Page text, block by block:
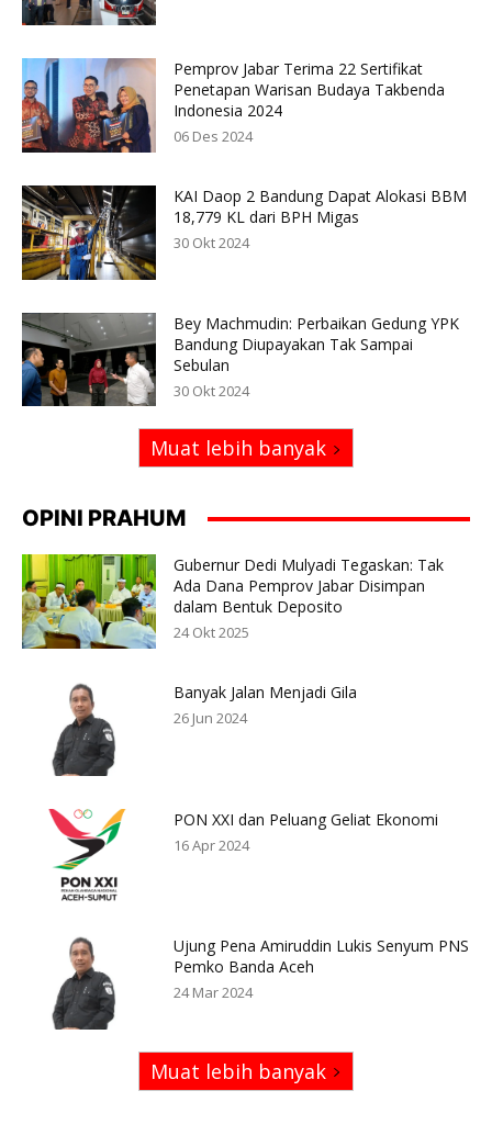
Pemprov Jabar Terima 22 Sertifikat
Penetapan Warisan Budaya Takbenda
Indonesia 2024
06 Des 2024
KAI Daop 2 Bandung Dapat Alokasi BBM
18,779 KL dari BPH Migas
30 Okt 2024
Bey Machmudin: Perbaikan Gedung YPK
Bandung Diupayakan Tak Sampai
Sebulan
30 Okt 2024
Muat lebih banyak
OPINI PRAHUM
Gubernur Dedi Mulyadi Tegaskan: Tak
Ada Dana Pemprov Jabar Disimpan
dalam Bentuk Deposito
24 Okt 2025
Banyak Jalan Menjadi Gila
26 Jun 2024
PON XXI dan Peluang Geliat Ekonomi
16 Apr 2024
Ujung Pena Amiruddin Lukis Senyum PNS
Pemko Banda Aceh
24 Mar 2024
Muat lebih banyak